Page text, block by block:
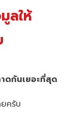
ลให้
ดกันเยอะที่สุด
ครับ